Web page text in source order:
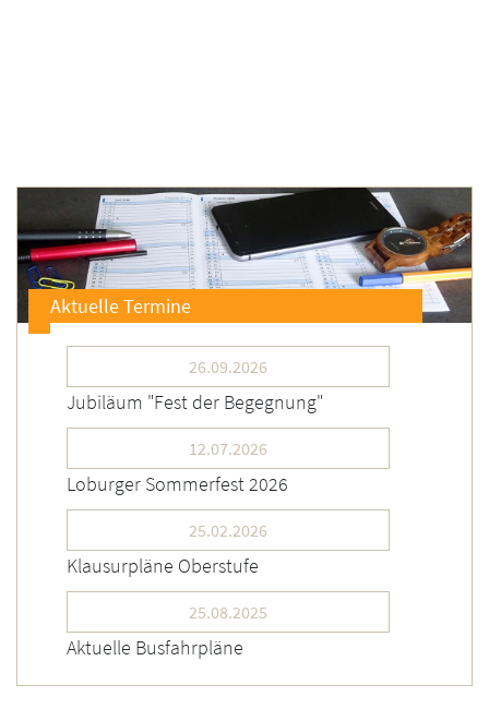
Aktuelle Termine
26.09.2026
Jubiläum "Fest der Begegnung"
12.07.2026
Loburger Sommerfest 2026
25.02.2026
Klausurpläne Oberstufe
25.08.2025
Aktuelle Busfahrpläne